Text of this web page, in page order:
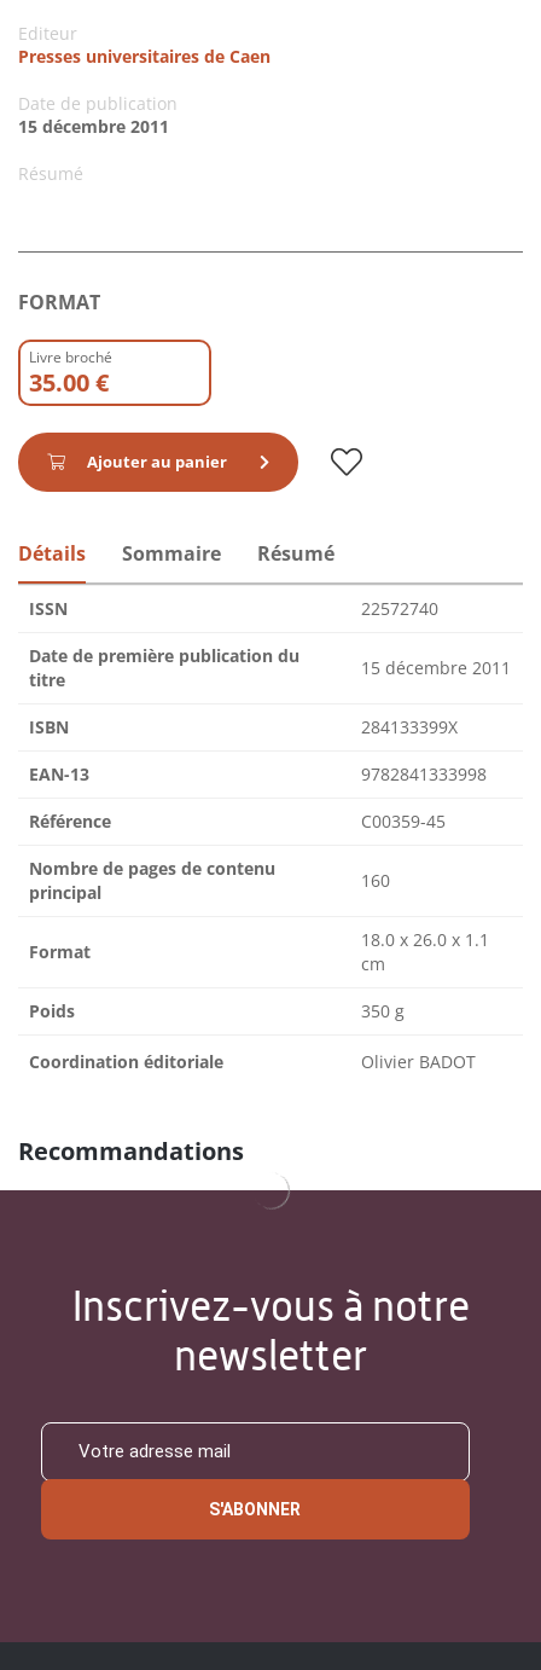
Editeur
Presses universitaires de Caen
Date de publication
15 décembre 2011
Résumé
FORMAT
Livre broché
35.00 €
Ajouter au panier
Détails Sommaire Résumé
ISSN 22572740
Date de première publication du
titre
15 décembre 2011
ISBN 284133399X
EAN-13 9782841333998
Référence C00359-45
Nombre de pages de contenu
principal
160
Format
18.0 x 26.0 x 1.1
cm
Poids 350 g
Coordination éditoriale Olivier BADOT
Recommandations
Inscrivez-vous à notre
newsletter
S'ABONNER